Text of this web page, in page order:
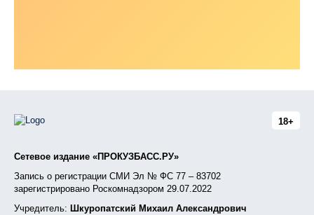
18+
Сетевое издание «ПРОКУЗБАСС.РУ»
Запись о регистрации СМИ Эл № ФС 77 – 83702
зарегистрировано Роскомнадзором 29.07.2022
Учредитель: Шкуропатский Михаил Александрович